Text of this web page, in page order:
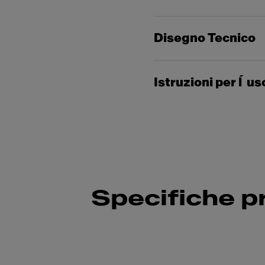
Disegno Tecnico
Istruzioni per
Specifiche